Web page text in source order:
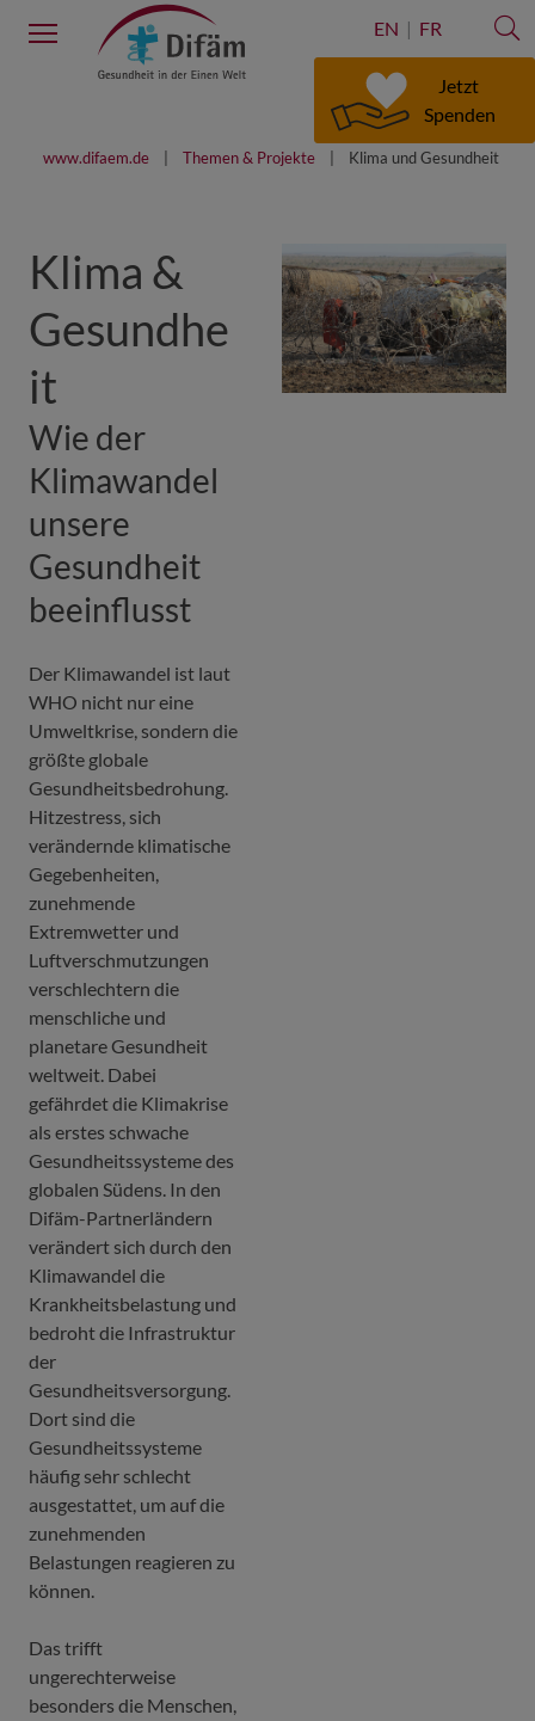
EN FR
Jetzt
Spenden
Menu
www.difaem.de Themen & Projekte Klima und Gesundheit
Klima &
Gesundhe
it
Wie der
Klimawandel
unsere
Gesundheit
beeinflusst
Der Klimawandel ist laut
WHO nicht nur eine
Umweltkrise, sondern die
größte globale
Gesundheitsbedrohung.
Hitzestress, sich
verändernde klimatische
Gegebenheiten,
zunehmende
Extremwetter und
Luftverschmutzungen
verschlechtern die
menschliche und
planetare Gesundheit
weltweit. Dabei
gefährdet die Klimakrise
als erstes schwache
Gesundheitssysteme des
globalen Südens. In den
Difäm-Partnerländern
verändert sich durch den
Klimawandel die
Krankheitsbelastung und
bedroht die Infrastruktur
der
Gesundheitsversorgung.
Dort sind die
Gesundheitssysteme
häufig sehr schlecht
ausgestattet, um auf die
zunehmenden
Belastungen reagieren zu
können.
Das trifft
ungerechterweise
besonders die Menschen,